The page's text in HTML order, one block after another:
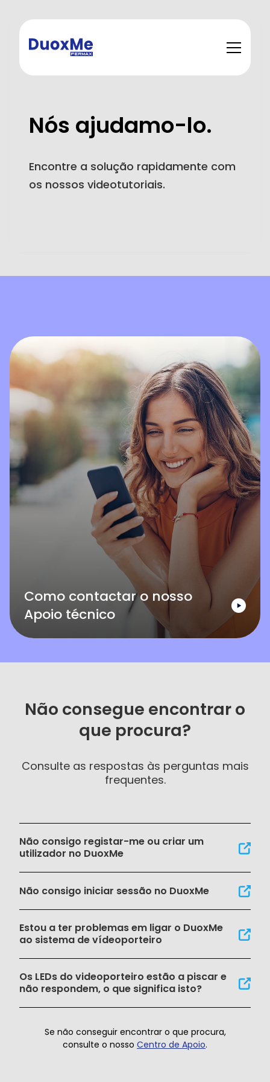
Nós ajudamo-lo.
Encontre a solução rapidamente com
os nossos videotutoriais.
Como contactar o nosso
Apoio técnico
Não consegue encontrar o
que procura?
Consulte as respostas às perguntas mais
frequentes.
Não consigo registar-me ou criar um
utilizador no DuoxMe
Não consigo iniciar sessão no DuoxMe
Estou a ter problemas em ligar o DuoxMe
ao sistema de vídeoporteiro
Os LEDs do videoporteiro estão a piscar e
não respondem, o que significa isto?
Se não conseguir encontrar o que procura,
consulte o nosso Centro de Apoio.